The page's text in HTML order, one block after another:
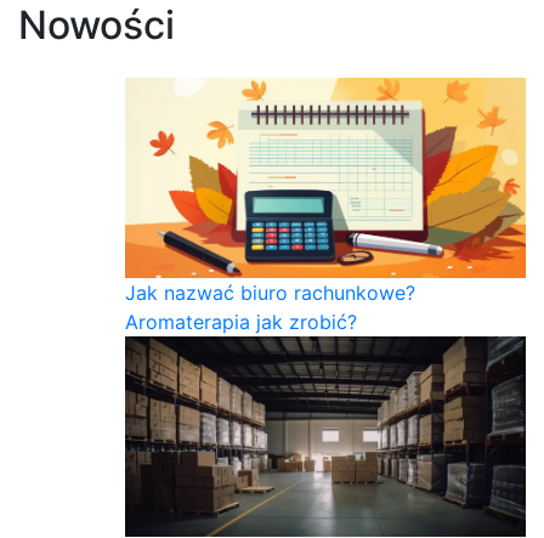
Nowości
Jak nazwać biuro rachunkowe?
Aromaterapia jak zrobić?